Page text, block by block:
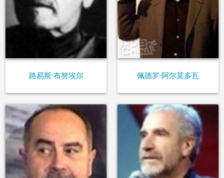
路易斯·布努埃尔 佩德罗·阿尔莫多瓦